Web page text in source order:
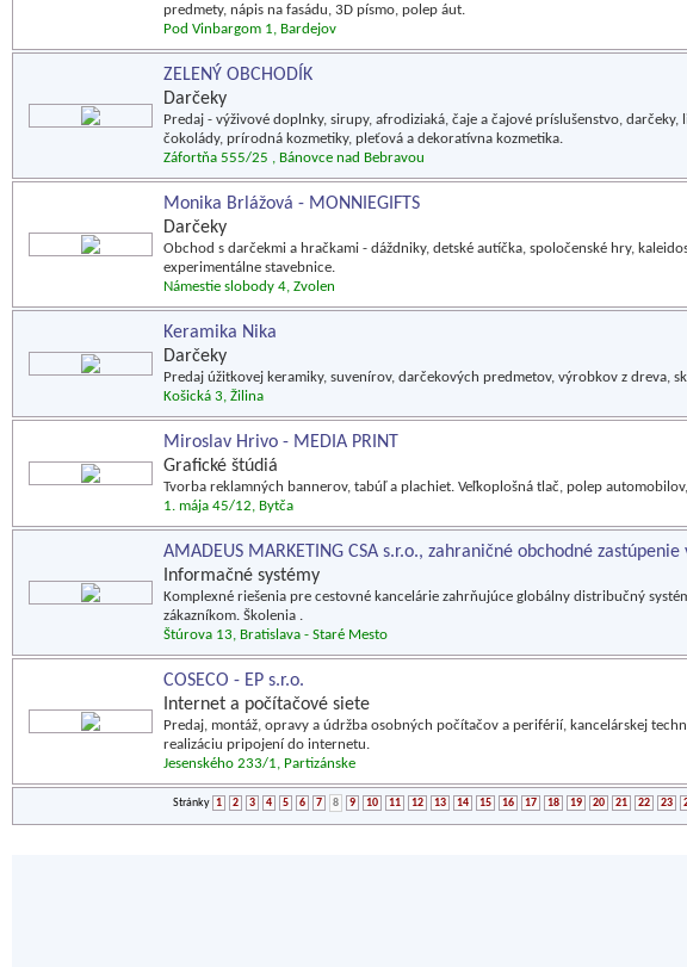
predmety, nápis na fasádu, 3D písmo, polep áut.
Pod Vinbargom 1, Bardejov
ZELENÝ OBCHODÍK
Darčeky
Predaj - výživové doplnky, sirupy, afrodiziaká, čaje a čajové príslušenstvo,
čokolády, prírodná kozmetiky, pleťová a dekoratívna kozmetika.
Záfortňa 555/25 , Bánovce nad Bebravou
Monika Brlážová - MONNIEGIFTS
Darčeky
Obchod s darčekmi a hračkami - dáždniky, detské autíčka, spoločenské hry,
experimentálne stavebnice.
Námestie slobody 4, Zvolen
Keramika Nika
Darčeky
Predaj úžitkovej keramiky, suvenírov, darčekových predmetov, výrobkov z dreva,
Košická 3, Žilina
Miroslav Hrivo - MEDIA PRINT
Grafické štúdiá
Tvorba reklamných bannerov, tabúľ a plachiet. Veľkoplošná tlač, polep
1. mája 45/12, Bytča
AMADEUS MARKETING CSA s.r.o., zahraničné obchodné zastúpenie
Informačné systémy
Komplexné riešenia pre cestovné kancelárie zahrňujúce globálny distribučný
zákazníkom. Školenia .
Štúrova 13, Bratislava - Staré Mesto
COSECO - EP s.r.o.
Internet a počítačové siete
Predaj, montáž, opravy a údržba osobných počítačov a periférií, kancelárskej
realizáciu pripojení do internetu.
Jesenského 233/1, Partizánske
Stránky 1 2 3 4 5 6 7 8 9 10 11 12 13 14 15 16 17 18 19 20 21 22 23